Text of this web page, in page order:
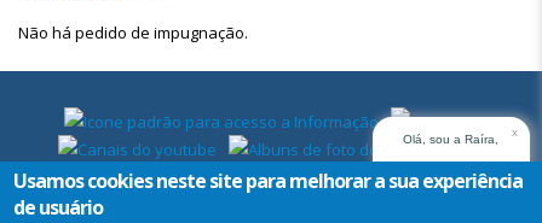
Não há pedido de impugnação.
Olá, sou a Raíra,
assistente virtual do
TRT14. Em que posso
x
Usamos cookies neste site para melhorar a sua experiência
de usuário